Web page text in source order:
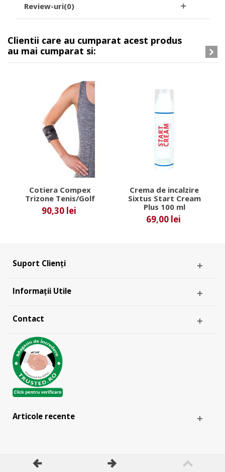
Review-uri(0)
Clientii care au cumparat acest produs
au mai cumparat si:
Cotiera Compex
Trizone Tenis/Golf
90,30 lei
Crema de incalzire
Sixtus Start Cream
Plus 100 ml
69,00 lei
Suport Clienți
Informații Utile
Contact
Articole recente
ANPCEU SOL